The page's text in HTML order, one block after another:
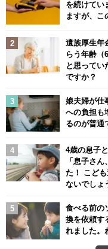
を続けてい
ますが、こ
遺族厚生年
らう年齢（
と思ってい
ですか？
娘夫婦が仕
への負担も
るのが普通
4歳の息子
「息子さ
た！ こど
ないでしょ
食べる前の
換を依頼す
れました。